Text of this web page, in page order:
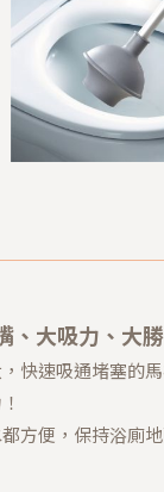
大吸力、大勝
快速吸通堵塞的
方便，保持浴廁地